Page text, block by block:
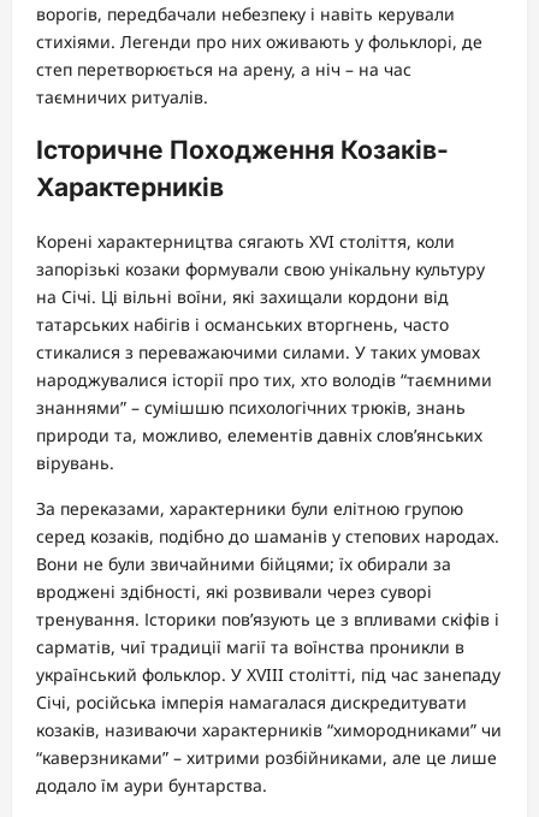
ворогів, передбачали небезпеку і навіть керували
стихіями. Легенди про них оживають у фольклорі, де
степ перетворюється на арену, а ніч – на час
таємничих ритуалів.
Історичне Походження Козаків-
Характерників
Корені характерництва сягають XVI століття, коли
запорізькі козаки формували свою унікальну культуру
на Січі. Ці вільні воїни, які захищали кордони від
татарських набігів і османських вторгнень, часто
стикалися з переважаючими силами. У таких умовах
народжувалися історії про тих, хто володів “таємними
знаннями” – сумішшю психологічних трюків, знань
природи та, можливо, елементів давніх слов’янських
вірувань.
За переказами, характерники були елітною групою
серед козаків, подібно до шаманів у степових народах.
Вони не були звичайними бійцями; їх обирали за
вроджені здібності, які розвивали через суворі
тренування. Історики пов’язують це з впливами скіфів і
сарматів, чиї традиції магії та воїнства проникли в
український фольклор. У XVIII столітті, під час занепаду
Січі, російська імперія намагалася дискредитувати
козаків, називаючи характерників “химородниками” чи
“каверзниками” – хитрими розбійниками, але це лише
додало їм аури бунтарства.